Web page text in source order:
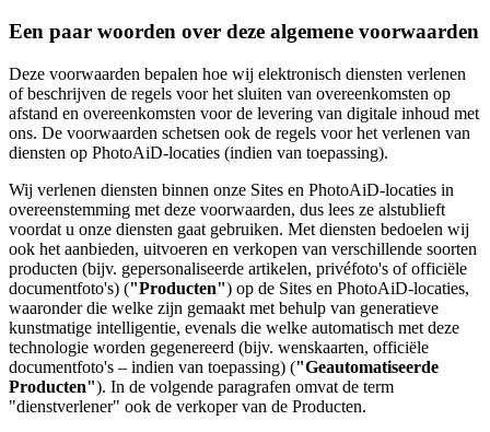
Een paar woorden over deze algemene voorwaarden
Deze voorwaarden bepalen hoe wij elektronisch diensten verlenen
of beschrijven de regels voor het sluiten van overeenkomsten op
afstand en overeenkomsten voor de levering van digitale inhoud met
ons. De voorwaarden schetsen ook de regels voor het verlenen van
diensten op PhotoAiD-locaties (indien van toepassing).
Wij verlenen diensten binnen onze Sites en PhotoAiD-locaties in
overeenstemming met deze voorwaarden, dus lees ze alstublieft
voordat u onze diensten gaat gebruiken. Met diensten bedoelen wij
ook het aanbieden, uitvoeren en verkopen van verschillende soorten
producten (bijv. gepersonaliseerde artikelen, privéfoto's of officiële
documentfoto's) ("Producten") op de Sites en PhotoAiD-locaties,
waaronder die welke zijn gemaakt met behulp van generatieve
kunstmatige intelligentie, evenals die welke automatisch met deze
technologie worden gegenereerd (bijv. wenskaarten, officiële
documentfoto's – indien van toepassing) ("Geautomatiseerde
Producten"). In de volgende paragrafen omvat de term
"dienstverlener" ook de verkoper van de Producten.